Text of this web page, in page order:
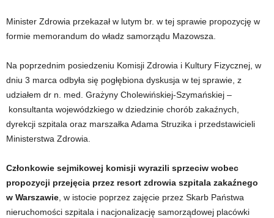
Minister Zdrowia przekazał w lutym br. w tej sprawie propozycję w
formie memorandum do władz samorządu Mazowsza.
Na poprzednim posiedzeniu Komisji Zdrowia i Kultury Fizycznej, w
dniu 3 marca odbyła się pogłębiona dyskusja w tej sprawie, z
udziałem dr n. med. Grażyny Cholewińskiej-Szymańskiej –
konsultanta wojewódzkiego w dziedzinie chorób zakaźnych,
dyrekcji szpitala oraz marszałka Adama Struzika i przedstawicieli
Ministerstwa Zdrowia.
Członkowie sejmikowej komisji wyrazili sprzeciw wobec
propozycji przejęcia przez resort zdrowia szpitala zakaźnego
w Warszawie , w istocie poprzez zajęcie przez Skarb Państwa
nieruchomości szpitala i nacjonalizację samorządowej placówki